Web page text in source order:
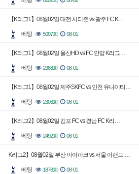
【K리그1】08월02일 대전 시티즌 vs 광주 FC K…
베팅 5097회 08-01
【K리그1】08월02일 울산HD vs FC 안양 K리그…
베팅 2988회 08-01
【K리그1】08월02일 제주SKFC vs 인천 유나이티…
베팅 2303회 08-01
【K리그2】08월02일 김포 FC vs 경남 FC K리…
베팅 2492회 08-01
K리그2】08월02일 부산 아이파크 vs 서울 이랜드 …
베팅 1878회 08-01